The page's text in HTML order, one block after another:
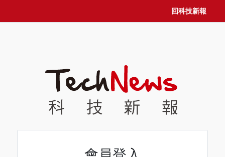
回科技新報